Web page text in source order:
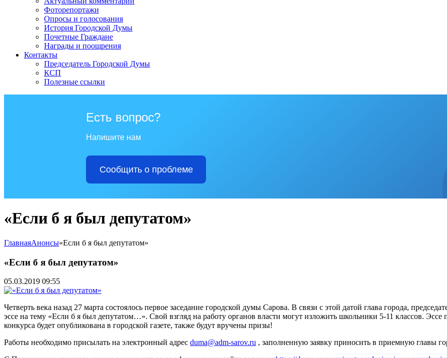
Фоторепортажи
Опросы и голосования
История Городской Думы
Почетные Граждане
Награды и поощрения
Контакты
Председатель Городской Думы
КСП
Полезные ссылки
Есть вопрос?
Напишите нам
Сообщить о проблеме
«Если б я был депутатом»
ГлавнаяАнонсы«Если б я был депутатом»
«Если б я был депутатом»
05.03.2019 09:55
Четверть века назад 27 марта состоялось первое заседание городской думы Сарова. В связи с этой датой глава города,
эссе на тему «Если б я был депутатом…». Свой взгляд на работу органов власти могут изложить школьники 5-11 классов.
конкурса будет опубликована в городской газете, также будут вручены призы!
Работы необходимо присылать на электронный адрес duma@adm-sarov.ru , заполненную заявку приносить в приемную главы